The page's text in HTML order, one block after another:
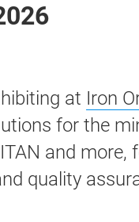
at Iron
for the
and
quality